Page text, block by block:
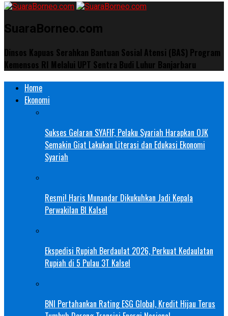
SuaraBorneo.com
Dinsos Kapuas Serahkan Bantuan Sosial Atensi (BAS) Program
Kemensos RI Melalui UPT Sentra Budi Luhur Banjarbaru
Home
Ekonomi
Sukses Gelaran SYAFIF, Pelaku Syariah Harapkan OJK
Semakin Giat Lakukan Literasi dan Edukasi Ekonomi
Syariah
Resmi! Haris Munandar Dikukuhkan Jadi Kepala
Perwakilan BI Kalsel
Ekspedisi Rupiah Berdaulat 2026, Perkuat Kedaulatan
Rupiah di 5 Pulau 3T Kalsel
BNI Pertahankan Rating ESG Global, Kredit Hijau Terus